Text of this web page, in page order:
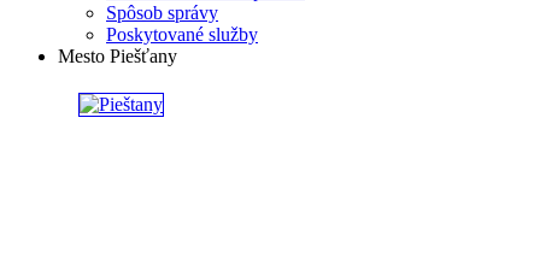
Spôsob správy
Poskytované služby
Mesto Piešťany